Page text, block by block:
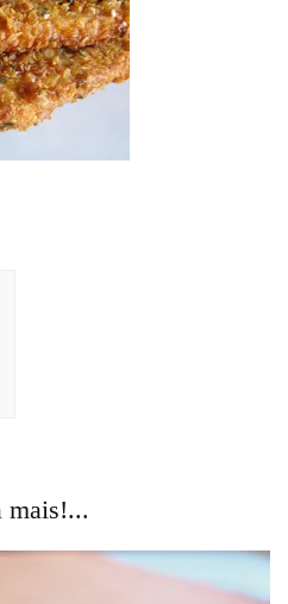
mais!...